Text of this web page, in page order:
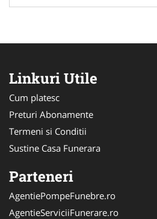
Linkuri Utile
Cum platesc
Preturi Abonamente
Termeni si Conditii
Sustine Casa Funerara
Parteneri
AgentiePompeFunebre.ro
AgentieServiciiFunerare.ro